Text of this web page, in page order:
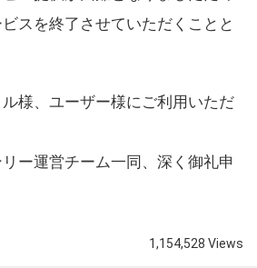
スを終了させていただくことと
様、ユーザー様にご利用いただ
ー運営チーム一同、深く御礼申
1,154,528 Views